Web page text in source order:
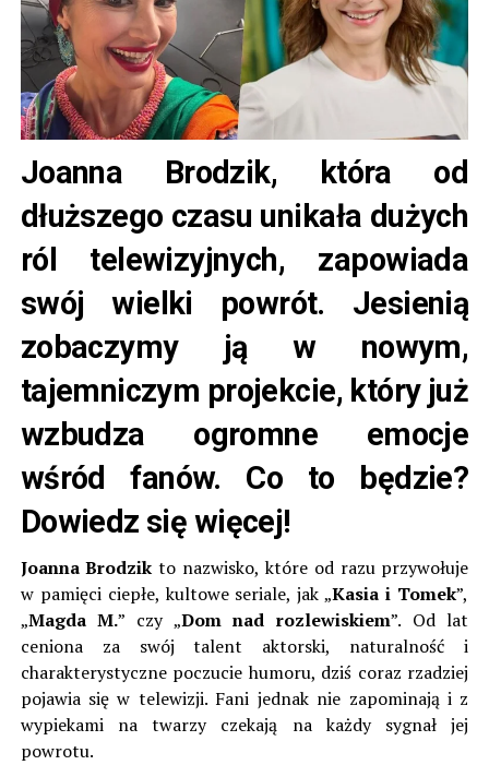
Joanna Brodzik, która od
dłuższego czasu unikała dużych
ról telewizyjnych, zapowiada
swój wielki powrót. Jesienią
zobaczymy ją w nowym,
tajemniczym projekcie, który już
wzbudza ogromne emocje
wśród fanów. Co to będzie?
Dowiedz się więcej!
Joanna Brodzik to nazwisko, które od razu przywołuje
w pamięci ciepłe, kultowe seriale, jak „Kasia i Tomek”,
„Magda M.” czy „Dom nad rozlewiskiem”. Od lat
ceniona za swój talent aktorski, naturalność i
charakterystyczne poczucie humoru, dziś coraz rzadziej
pojawia się w telewizji. Fani jednak nie zapominają i z
wypiekami na twarzy czekają na każdy sygnał jej
powrotu.